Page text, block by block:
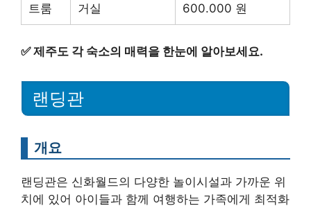
트룸
거실
600.000 원
✅제주도 각 숙소의 매력을 한눈에 알아보세요.
랜딩관
개요
랜딩관은 신화월드의 다양한 놀이시설과 가까운 위
치에 있어 아이들과 함께 여행하는 가족에게 최적화